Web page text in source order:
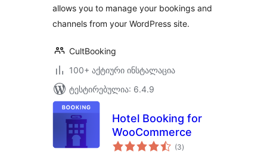
allows you to manage your bookings and
channels from your WordPress site.
CultBooking
100+ აქტიური ინსტალაცია
ტესტირებულია: 6.4.9
Hotel Booking for
WooCommerce
(3საერთო
რეიტინგი
)